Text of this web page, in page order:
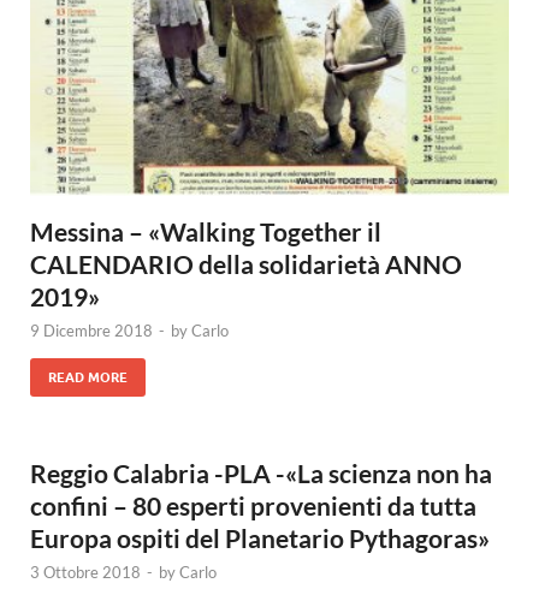
Messina – «Walking Together il
CALENDARIO della solidarietà ANNO
2019»
9 Dicembre 2018 - byCarlo
READ MORE
Reggio Calabria -PLA -«La scienza non ha
confini – 80 esperti provenienti da tutta
Europa ospiti del Planetario Pythagoras»
3 Ottobre 2018 - byCarlo